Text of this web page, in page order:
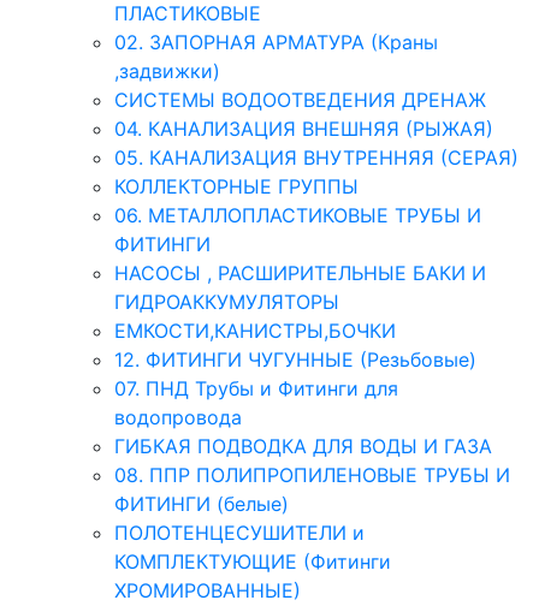
ПЛАСТИКОВЫЕ
02. ЗАПОРНАЯ АРМАТУРА (Краны
,задвижки)
СИСТЕМЫ ВОДООТВЕДЕНИЯ ДРЕНАЖ
04. КАНАЛИЗАЦИЯ ВНЕШНЯЯ (РЫЖАЯ)
05. КАНАЛИЗАЦИЯ ВНУТРЕННЯЯ (СЕРАЯ)
КОЛЛЕКТОРНЫЕ ГРУППЫ
06. МЕТАЛЛОПЛАСТИКОВЫЕ ТРУБЫ И
ФИТИНГИ
НАСОСЫ , РАСШИРИТЕЛЬНЫЕ БАКИ И
ГИДРОАККУМУЛЯТОРЫ
ЕМКОСТИ,КАНИСТРЫ,БОЧКИ
12. ФИТИНГИ ЧУГУННЫЕ (Резьбовые)
07. ПНД Трубы и Фитинги для
водопровода
ГИБКАЯ ПОДВОДКА ДЛЯ ВОДЫ И ГАЗА
08. ППР ПОЛИПРОПИЛЕНОВЫЕ ТРУБЫ И
ФИТИНГИ (белые)
ПОЛОТЕНЦЕСУШИТЕЛИ и
КОМПЛЕКТУЮЩИЕ (Фитинги
ХРОМИРОВАННЫЕ)